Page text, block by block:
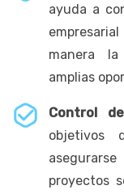
ayuda a
manera
amplias
Control
objetivos
proyectos